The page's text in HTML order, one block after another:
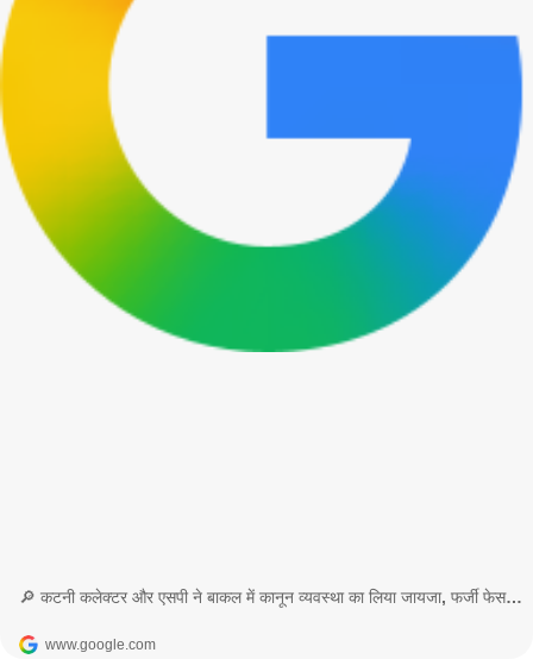
🔎 कटनी कलेक्टर और एसपी ने बाकल में कानून व्यवस्था का लिया जायजा, फर्जी फेसबुक अकाउंट से रहें सावधान - Google Search
www.google.com